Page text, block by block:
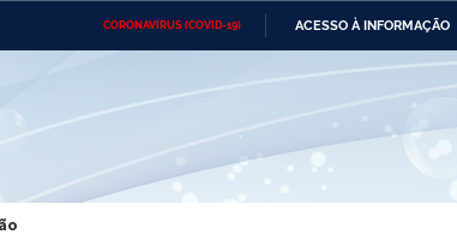
CORONAVÍRUS (COVID-19) ACESSO À INFORMAÇÃO
Ministério das Relações
Ministério do Desenvolvimento
Regional